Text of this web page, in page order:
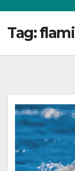
Tag: